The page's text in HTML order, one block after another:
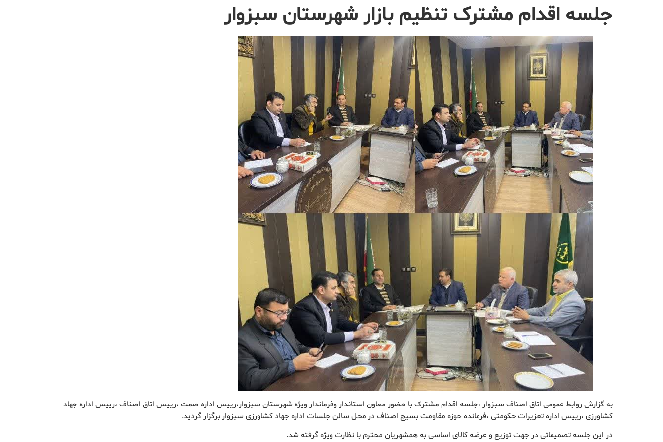
جلسه اقدام مشترک تنظیم بازار شهرستان سبزوار
به گزارش روابط عمومی اتاق اصناف سبزوار ،جلسه اقدام مشترک با حضور معاون استاندار وفرماندار ویژه شهرستان سبزوار،رییس اداره صمت ،رییس اتاق اصناف ،رییس اداره جهاد
کشاورزی ،رییس اداره تعزیرات حکومتی ،فرمانده حوزه مقاومت بسیج اصناف در محل سالن جلسات اداره جهاد کشاورزی سبزوار برگزار گردید.
️در این جلسه تصمیماتی در جهت توزیع و عرضه کالای اساسی به همشهریان محترم با نظارت ویژه گرفته شد.